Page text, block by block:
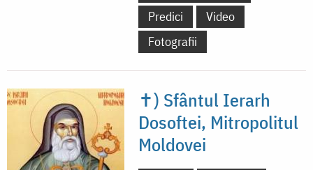
Predici
Video
Fotografii
✝) Sfântul Ierarh
Dosoftei, Mitropolitul
Moldovei